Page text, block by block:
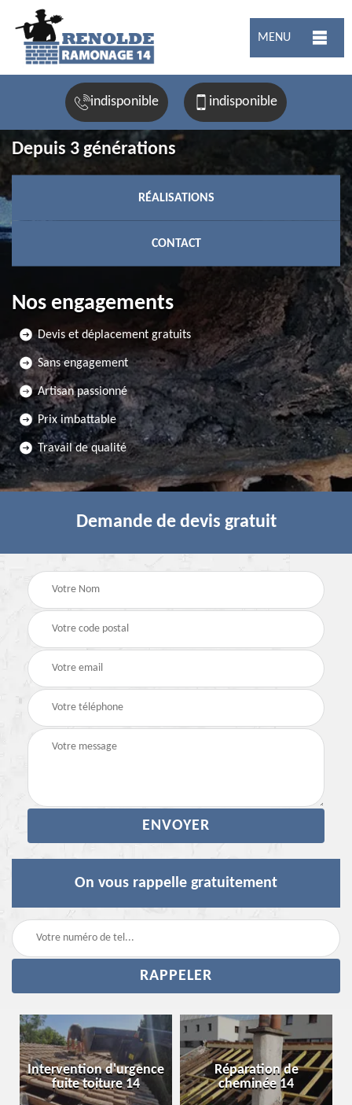
MENU
indisponible indisponible
Depuis 3 générations
RÉALISATIONS
CONTACT
Nos engagements
Devis et déplacement gratuits
Sans engagement
Artisan passionné
Prix imbattable
Travail de qualité
Demande de devis gratuit
On vous rappelle gratuitement
Intervention d'urgence
fuite toiture 14
Réparation de
cheminée 14